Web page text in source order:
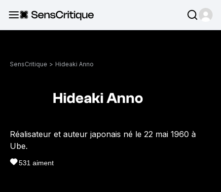
SensCritique > Hideaki Anno
Hideaki Anno
Réalisateur et auteur japonais né le 22 mai 1960 à
Ube.
531 aiment